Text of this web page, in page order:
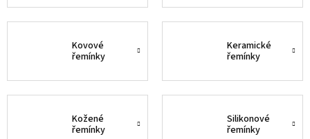
Kovové
řemínky
Keramické
řemínky
Kožené
řemínky
Silikonové
řemínky